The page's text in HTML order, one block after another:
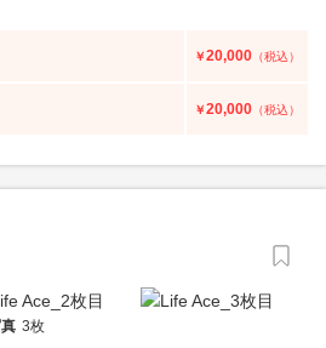
￥20,000 （税込）
￥20,000 （税込）
3枚